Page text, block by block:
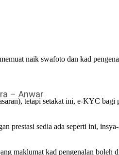
– Anwar
naik swafoto dan kad
tetapi setakat ini, e-KYC bagi
prestasi sedia ada seperti ini,
maklumat kad pengenalan boleh